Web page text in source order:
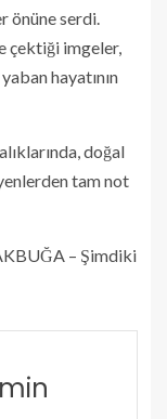
önüne serdi.
çektiği imgeler,
hayatının
doğal
tam not
– Şimdiki